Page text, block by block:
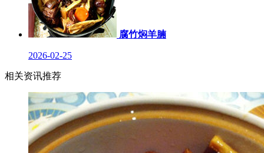
腐竹焖羊腩
2026-02-25
相关资讯推荐